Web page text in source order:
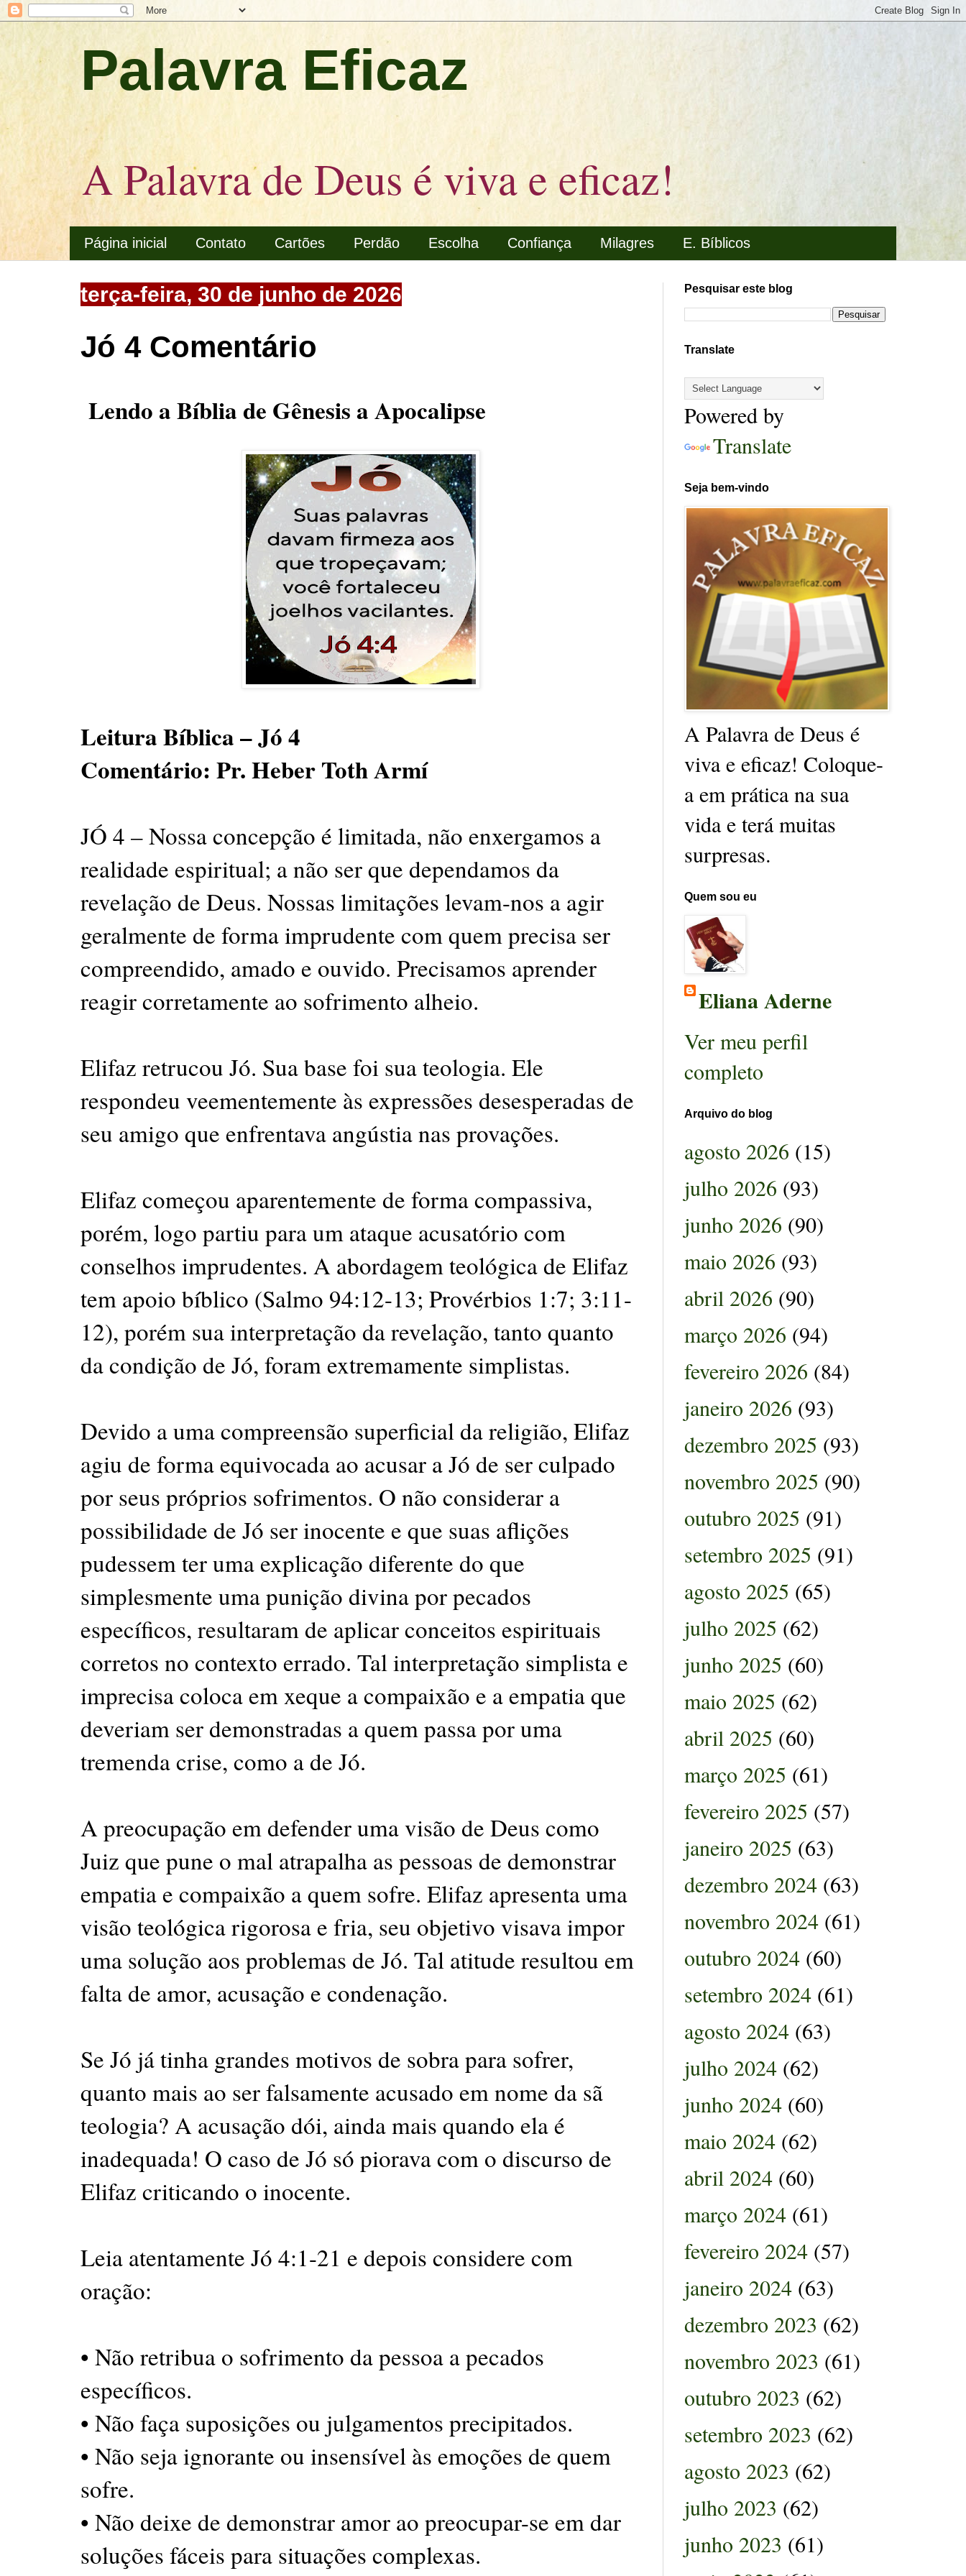
Palavra Eficaz
A Palavra de Deus é viva e eficaz!
Página inicial Contato Cartões Perdão Escolha Confiança Milagres E. Bíblicos
terça-feira, 30 de junho de 2026
Jó 4 Comentário
Lendo a Bíblia de Gênesis a Apocalipse
Leitura Bíblica – Jó 4
Comentário: Pr. Heber Toth Armí
JÓ 4 – Nossa concepção é limitada, não enxergamos a
realidade espiritual; a não ser que dependamos da
revelação de Deus. Nossas limitações levam-nos a agir
geralmente de forma imprudente com quem precisa ser
compreendido, amado e ouvido. Precisamos aprender
reagir corretamente ao sofrimento alheio.
Elifaz retrucou Jó. Sua base foi sua teologia. Ele
respondeu veementemente às expressões desesperadas de
seu amigo que enfrentava angústia nas provações.
Elifaz começou aparentemente de forma compassiva,
porém, logo partiu para um ataque acusatório com
conselhos imprudentes. A abordagem teológica de Elifaz
tem apoio bíblico (Salmo 94:12-13; Provérbios 1:7; 3:11-
12), porém sua interpretação da revelação, tanto quanto
da condição de Jó, foram extremamente simplistas.
Devido a uma compreensão superficial da religião, Elifaz
agiu de forma equivocada ao acusar a Jó de ser culpado
por seus próprios sofrimentos. O não considerar a
possibilidade de Jó ser inocente e que suas aflições
pudessem ter uma explicação diferente do que
simplesmente uma punição divina por pecados
específicos, resultaram de aplicar conceitos espirituais
corretos no contexto errado. Tal interpretação simplista e
imprecisa coloca em xeque a compaixão e a empatia que
deveriam ser demonstradas a quem passa por uma
tremenda crise, como a de Jó.
A preocupação em defender uma visão de Deus como
Juiz que pune o mal atrapalha as pessoas de demonstrar
empatia e compaixão a quem sofre. Elifaz apresenta uma
visão teológica rigorosa e fria, seu objetivo visava impor
uma solução aos problemas de Jó. Tal atitude resultou em
falta de amor, acusação e condenação.
Se Jó já tinha grandes motivos de sobra para sofrer,
quanto mais ao ser falsamente acusado em nome da sã
teologia? A acusação dói, ainda mais quando ela é
inadequada! O caso de Jó só piorava com o discurso de
Elifaz criticando o inocente.
Leia atentamente Jó 4:1-21 e depois considere com
oração:
• Não retribua o sofrimento da pessoa a pecados
específicos.
• Não faça suposições ou julgamentos precipitados.
• Não seja ignorante ou insensível às emoções de quem
sofre.
• Não deixe de demonstrar amor ao preocupar-se em dar
soluções fáceis para situações complexas.
Pesquisar este blog
Translate
Powered by
Translate
Seja bem-vindo
A Palavra de Deus é
viva e eficaz! Coloque-
a em prática na sua
vida e terá muitas
surpresas.
Quem sou eu
Eliana Aderne
Ver meu perfil
completo
Arquivo do blog
agosto 2026 (15)
julho 2026 (93)
junho 2026 (90)
maio 2026 (93)
abril 2026 (90)
março 2026 (94)
fevereiro 2026 (84)
janeiro 2026 (93)
dezembro 2025 (93)
novembro 2025 (90)
outubro 2025 (91)
setembro 2025 (91)
agosto 2025 (65)
julho 2025 (62)
junho 2025 (60)
maio 2025 (62)
abril 2025 (60)
março 2025 (61)
fevereiro 2025 (57)
janeiro 2025 (63)
dezembro 2024 (63)
novembro 2024 (61)
outubro 2024 (60)
setembro 2024 (61)
agosto 2024 (63)
julho 2024 (62)
junho 2024 (60)
maio 2024 (62)
abril 2024 (60)
março 2024 (61)
fevereiro 2024 (57)
janeiro 2024 (63)
dezembro 2023 (62)
novembro 2023 (61)
outubro 2023 (62)
setembro 2023 (62)
agosto 2023 (62)
julho 2023 (62)
junho 2023 (61)